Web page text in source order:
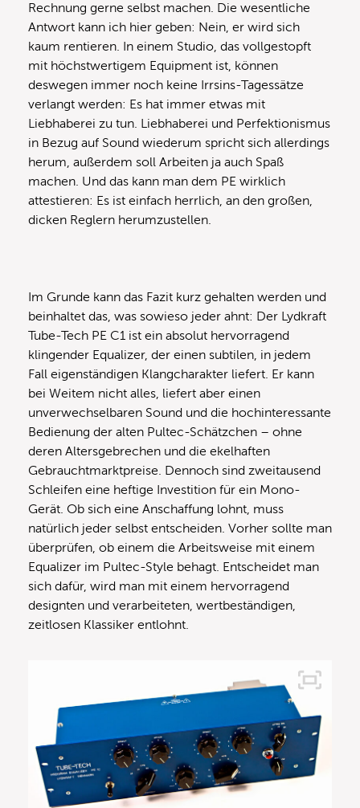
Rechnung gerne selbst machen. Die wesentliche
Antwort kann ich hier geben: Nein, er wird sich
kaum rentieren. In einem Studio, das vollgestopft
mit höchstwertigem Equipment ist, können
deswegen immer noch keine Irrsins-Tagessätze
verlangt werden: Es hat immer etwas mit
Liebhaberei zu tun. Liebhaberei und Perfektionismus
in Bezug auf Sound wiederum spricht sich allerdings
herum, außerdem soll Arbeiten ja auch Spaß
machen. Und das kann man dem PE wirklich
attestieren: Es ist einfach herrlich, an den großen,
dicken Reglern herumzustellen.
Im Grunde kann das Fazit kurz gehalten werden und
beinhaltet das, was sowieso jeder ahnt: Der Lydkraft
Tube-Tech PE C1 ist ein absolut hervorragend
klingender Equalizer, der einen subtilen, in jedem
Fall eigenständigen Klangcharakter liefert. Er kann
bei Weitem nicht alles, liefert aber einen
unverwechselbaren Sound und die hochinteressante
Bedienung der alten Pultec-Schätzchen – ohne
deren Altersgebrechen und die ekelhaften
Gebrauchtmarktpreise. Dennoch sind zweitausend
Schleifen eine heftige Investition für ein Mono-
Gerät. Ob sich eine Anschaffung lohnt, muss
natürlich jeder selbst entscheiden. Vorher sollte man
überprüfen, ob einem die Arbeitsweise mit einem
Equalizer im Pultec-Style behagt. Entscheidet man
sich dafür, wird man mit einem hervorragend
designten und verarbeiteten, wertbeständigen,
zeitlosen Klassiker entlohnt.